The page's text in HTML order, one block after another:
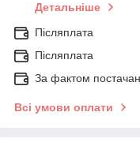
Детальніше
Післяплата
Післяплата
За фактом
Всі умови оплати